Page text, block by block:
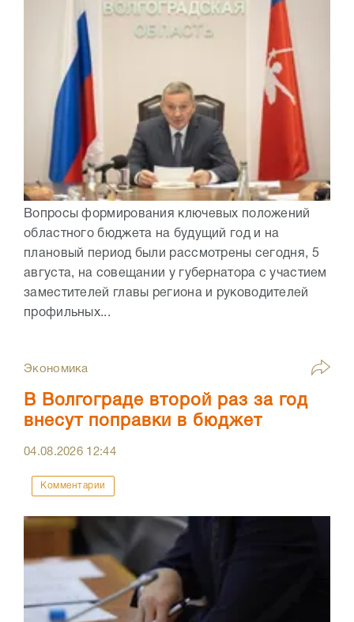
Вопросы формирования ключевых положений
областного бюджета на будущий год и на
плановый период были рассмотрены сегодня, 5
августа, на совещании у губернатора с участием
заместителей главы региона и руководителей
профильных...
Экономика
В Волгограде второй раз за год
внесут поправки в бюджет
04.08.2026 12:44
Комментарии